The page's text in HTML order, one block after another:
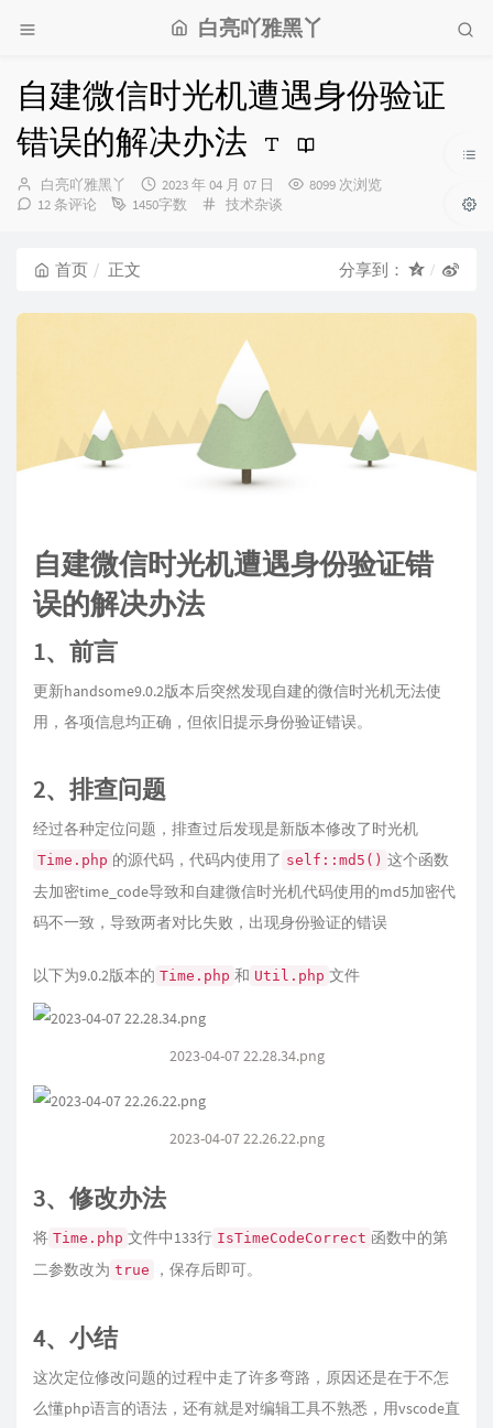
白亮吖雅黑丫
自建微信时光机遭遇身份验证
错误的解决办法
博
主：
白亮吖雅黑丫
发
布
2023 年 04 月 07 日
8099 次浏览
12 条评论
1450字数
分
技术杂谈
首页 正文 分享到：
自建微信时光机遭遇身份验证错
误的解决办法
1、前言
更新handsome9.0.2版本后突然发现自建的微信时光机无法使
用，各项信息均正确，但依旧提示身份验证错误。
2、排查问题
经过各种定位问题，排查过后发现是新版本修改了时光机
Time.php 的源代码，代码内使用了 self::md5() 这个函数
去加密time_code导致和自建微信时光机代码使用的md5加密代
码不一致，导致两者对比失败，出现身份验证的错误
以下为9.0.2版本的 Time.php 和 Util.php 文件
2023-04-07 22.28.34.png
2023-04-07 22.26.22.png
3、修改办法
将 Time.php 文件中133行 IsTimeCodeCorrect 函数中的第
二参数改为 true ，保存后即可。
4、小结
这次定位修改问题的过程中走了许多弯路，原因还是在于不怎
么懂php语言的语法，还有就是对编辑工具不熟悉，用vscode直